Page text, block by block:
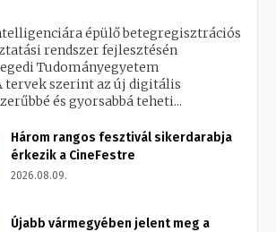
épülő betegregisztrációs
rendszer fejlesztésén
Tudományegyetem
tervek szerint az új digitális
és gyorsabbá teheti...
Három rangos fesztivál sikerdarabja
érkezik a CineFestre
2026.08.09.
Újabb vármegyében jelent meg a